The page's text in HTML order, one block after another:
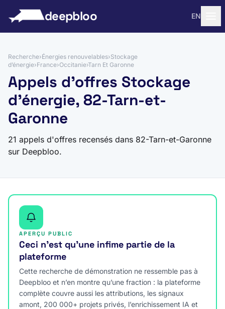
deepbloo EN
Recherche›Énergies renouvelables›Stockage
d’énergie›France›Occitanie›Tarn Et Garonne
Appels d'offres Stockage
d’énergie, 82-Tarn-et-
Garonne
21 appels d'offres recensés dans 82-Tarn-et-Garonne
sur Deepbloo.
APERÇU PUBLIC
Ceci n’est qu’une infime partie de la
plateforme
Cette recherche de démonstration ne ressemble pas à
Deepbloo et n’en montre qu’une fraction : la plateforme
complète couvre aussi les attributions, les signaux
amont, 200 000+ projets privés, l’enrichissement IA et